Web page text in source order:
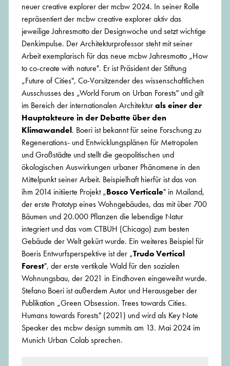
neuer creative explorer der mcbw 2024. In seiner Rolle
repräsentiert der mcbw creative explorer aktiv das
jeweilige Jahresmotto der Designwoche und setzt wichtige
Denkimpulse. Der Architekturprofessor steht mit seiner
Arbeit exemplarisch für das neue mcbw Jahresmotto „How
to co-create with nature". Er ist Präsident der Stiftung
„Future of Cities", Co-Vorsitzender des wissenschaftlichen
Ausschusses des „World Forum on Urban Forests" und gilt
im Bereich der internationalen Architekturals einer der
Hauptakteure in der Debatte über den
Klimawandel. Boeri ist bekannt für seine Forschung zu
Regenerations- und Entwicklungsplänen für Metropolen
und Großstädte und stellt die geopolitischen und
ökologischen Auswirkungen urbaner Phänomene in den
Mittelpunkt seiner Arbeit. Beispielhaft hierfür ist das von
ihm 2014 initiierte Projekt „Bosco Verticale" in Mailand,
der erste Prototyp eines Wohngebäudes, das mit über 700
Bäumen und 20.000 Pflanzen die lebendige Natur
integriert und das vom CTBUH (Chicago) zum besten
Gebäude der Welt gekürt wurde. Ein weiteres Beispiel für
Boeris Entwurfsperspektive ist der „Trudo Vertical
Forest", der erste vertikale Wald für den sozialen
Wohnungsbau, der 2021 in Eindhoven eingeweiht wurde.
Stefano Boeri ist außerdem Autor und Herausgeber der
Publikation „Green Obsession. Trees towards Cities.
Humans towards Forests" (2021) und wird als Key Note
Speaker des mcbw design summits am 13. Mai 2024 im
Munich Urban Colab sprechen.